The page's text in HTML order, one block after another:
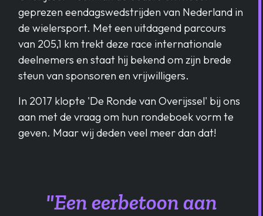
geprezen eendagswedstrijden van Nederland in
de wielersport. Met een uitdagend parcours
van 205,1 km trekt deze race internationale
deelnemers en staat hij bekend om zijn brede
steun van sponsoren en vrijwilligers.
In 2017 klopte 'De Ronde van Overijssel' bij ons
aan met de vraag om hun rondeboek vorm te
geven. Maar wij deden veel meer dan dat!
"Een eerbetoon aan